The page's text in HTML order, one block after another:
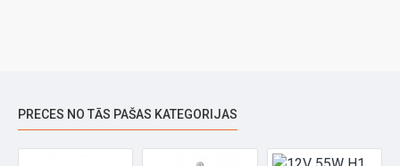
PRECES NO TĀS PAŠAS KATEGORIJAS